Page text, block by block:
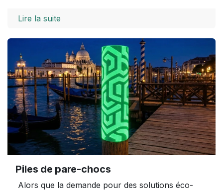
Lire la suite
Piles de pare-chocs
Alors que la demande pour des solutions éco-